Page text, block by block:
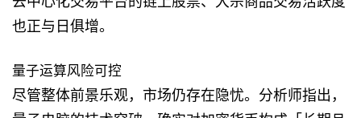
也正与日俱增。
量子运算风险可控
尽管整体前景乐观，市场仍存在隐忧。分析师指出，